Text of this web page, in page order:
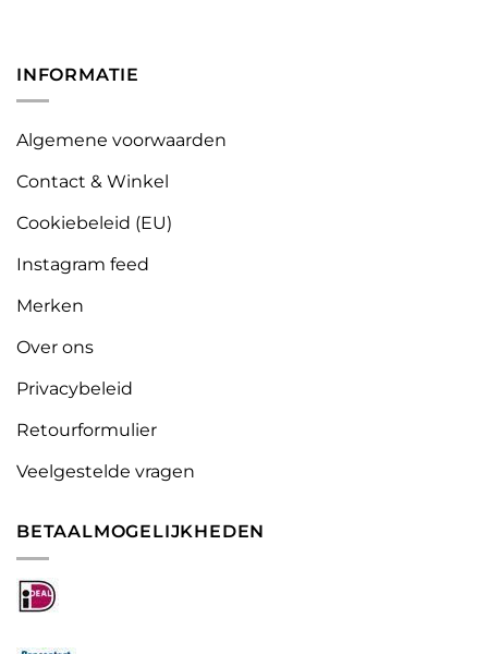
INFORMATIE
Algemene voorwaarden
Contact & Winkel
Cookiebeleid (EU)
Instagram feed
Merken
Over ons
Privacybeleid
Retourformulier
Veelgestelde vragen
BETAALMOGELIJKHEDEN